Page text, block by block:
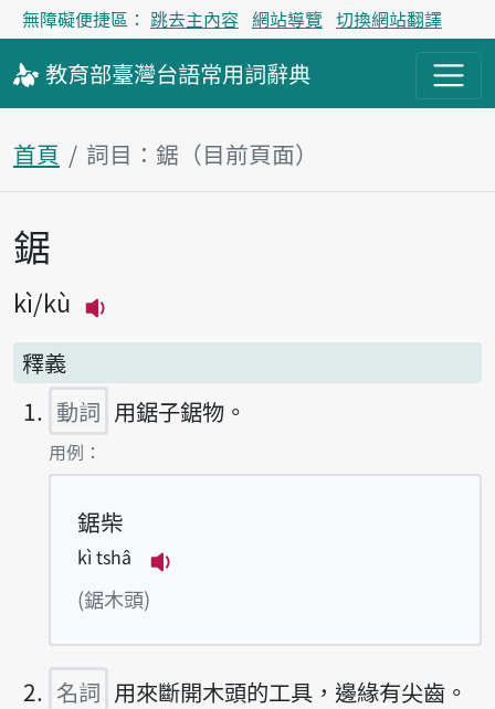
無障礙便捷區： 跳去主內容 網站導覽 切換網站翻譯
教育部臺灣台語常用詞辭典
首頁 詞目：鋸（目前頁面）
主內容區塊
鋸
kì kù
釋義
動詞 用鋸子鋸物。
第1項釋義的
用例：
鋸柴
kì tshâ
(鋸木頭)
名詞 用來斷開木頭的工具，邊緣有尖齒。